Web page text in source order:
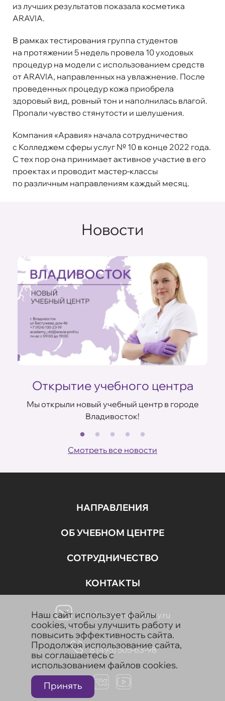
из лучших результатов показала косметика
ARAVIA.
В рамках тестирования группа студентов
на протяжении 5 недель провела 10 уходовых
процедур на модели с использованием средств
от ARAVIA, направленных на увлажнение. После
проведенных процедур кожа приобрела
здоровый вид, ровный тон и наполнилась влагой.
Пропали чувство стянутости и шелушения.
Компания «Аравия» начала сотрудничество
с Колледжем сферы услуг № 10 в конце 2022 года.
С тех пор она принимает активное участие в его
проектах и проводит мастер-классы
по различным направлениям каждый месяц.
Новости
Открытие учебного центра
Мы открыли новый учебный центр в городе
Владивосток!
Смотреть все новости
НАПРАВЛЕНИЯ
ОБ УЧЕБНОМ ЦЕНТРЕ
СОТРУДНИЧЕСТВО
КОНТАКТЫ
info@aravia-academy.ru
8 (495) 505-63-98
Наш сайт использует файлы
cookies, чтобы улучшить работу и
повысить эффективность сайта.
Продолжая использование сайта,
вы соглашаетесь с
использованием файлов cookies.
Принять